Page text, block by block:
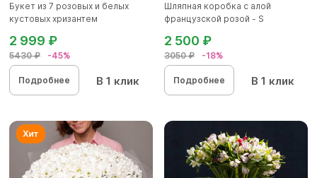
Букет из 7 розовых и белых
кустовых хризантем
5430 ₽ -45%
2 999 ₽
Подробнее В 1 клик
Шляпная коробка с алой
французской розой - S
3050 ₽ -18%
2 500 ₽
Подробнее В 1 клик